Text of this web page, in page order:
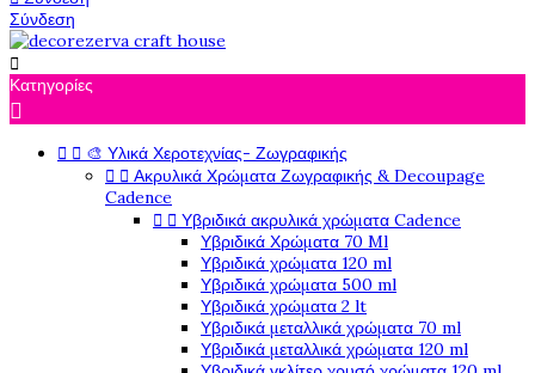
Σύνδεση

Κατηγορίες

  🎨 Υλικά Χεροτεχνίας- Ζωγραφικής
  Ακρυλικά Χρώματα Ζωγραφικής & Decoupage
Cadence
  Υβριδικά ακρυλικά χρώματα Cadence
Υβριδικά Χρώματα 70 Ml
Υβριδικά χρώματα 120 ml
Υβριδικά χρώματα 500 ml
Υβριδικά χρώματα 2 lt
Υβριδικά μεταλλικά χρώματα 70 ml
Υβριδικά μεταλλικά χρώματα 120 ml